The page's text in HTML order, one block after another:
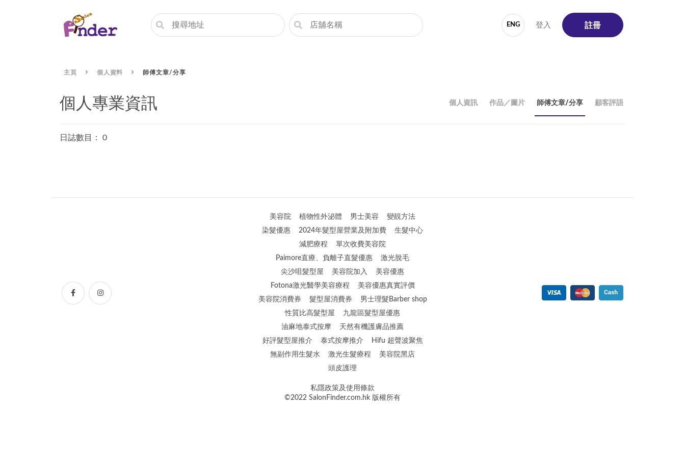
ENG 登入 註冊
主頁 個人資料 師傅文章/分享
個人專業資訊 個人資訊 作品／圖片 師傅文章/分享 顧客評語
日誌數目： 0
美容院 植物性外泌體 男士美容
變靚方法
染髮優惠
2024年髮型屋營業及附加費
生髮中心
減肥療程
單次收費美容院
Paimore直療、負離子直髮優惠
激光脫毛
尖沙咀髮型屋
美容院加入
美容優惠
Fotona激光醫學美容療程
美容優惠真實評價
美容院消費券
髮型屋消費券
男士理髮Barber shop
性質比高髮型屋
九龍區髮型屋優惠
油麻地泰式按摩
天然有機護膚品推薦
好評髮型屋推介
泰式按摩推介
Hifu 超聲波聚焦
無副作用生髮水
激光生髮療程
美容院黑店
頭皮護理
私隱政策及使用條款
©2022 SalonFinder.com.hk 版權所有